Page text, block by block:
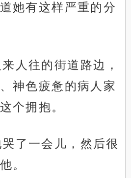
她有这样严重的分
人往的街道路边，
神色疲惫的病人家
个拥抱。
了一会儿，然后很
。